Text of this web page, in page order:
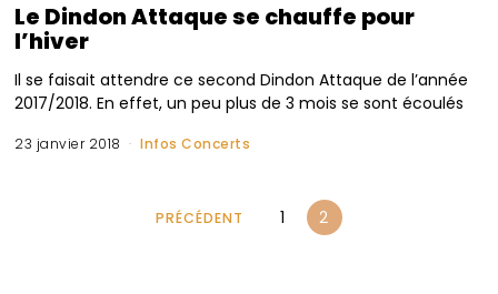
Le Dindon Attaque se chauffe pour
l’hiver
Il se faisait attendre ce second Dindon Attaque de l’année
2017/2018. En effet, un peu plus de 3 mois se sont écoulés
23 janvier 2018 Infos Concerts
PRÉCÉDENT 1 2